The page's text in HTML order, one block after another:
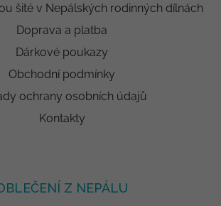
šité v Nepálských rodinných dílnách
Doprava a platba
Dárkové poukazy
Obchodní podmínky
ochrany osobních údajů
Kontakty
Z NEPÁLU